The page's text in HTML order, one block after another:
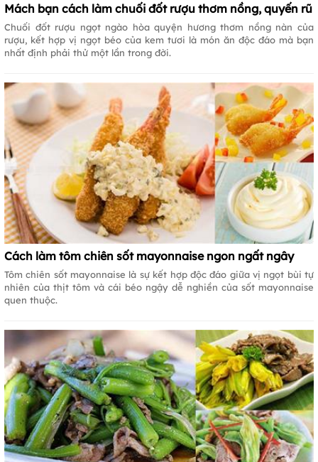
Mách bạn cách làm chuối đốt rượu thơm nồng, quyến rũ
Chuối đốt rượu ngọt ngào hòa quyện hương thơm nồng nàn của
rượu, kết hợp vị ngọt béo của kem tươi là món ăn độc đáo mà bạn
nhất định phải thử một lần trong đời.
Cách làm tôm chiên sốt mayonnaise ngon ngất ngây
Tôm chiên sốt mayonnaise là sự kết hợp độc đáo giữa vị ngọt bùi tự
nhiên của thịt tôm và cái béo ngậy dễ nghiền của sốt mayonnaise
quen thuộc.